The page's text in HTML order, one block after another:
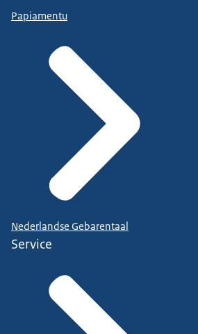
Papiamentu
Nederlandse Gebarentaal
Service